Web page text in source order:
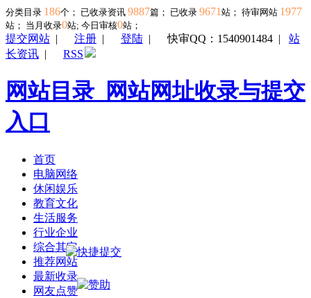
分类目录 186个； 已收录资讯 9887篇； 已收录 9671 站； 待审网站 1977
站； 当月收录0站; 今日审核0站；
提交网站 | 注册 | 登陆 |快审QQ：1540901484 | 站
长资讯 | RSS
网站目录_网站网址收录与提交
入口
首页
电脑网络
休闲娱乐
教育文化
生活服务
行业企业
综合其它
推荐网站
最新收录
网友点赞